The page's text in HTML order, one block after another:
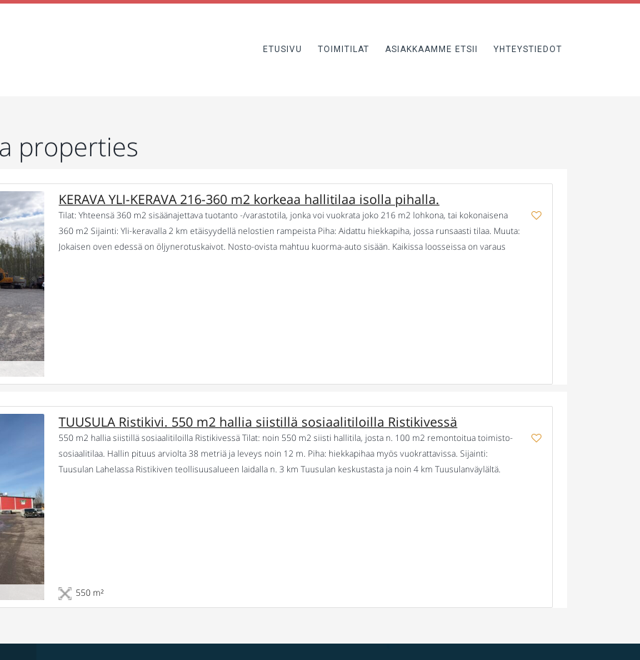
ETUSIVU TOIMITILAT ASIAKKAAMME ETSII YHTEYSTIEDOT
properties
KERAVA YLI-KERAVA 216-360 m2 korkeaa hallitilaa isolla pihalla.
Tilat: Yhteensä 360 m2 sisäänajettava tuotanto -/varastotila, jonka voi vuokrata joko 216 m2 lohkona, tai kokonaisena
360 m2 Sijainti: Yli-keravalla 2 km etäisyydellä nelostien rampeista Piha: Aidattu hiekkapiha, jossa runsaasti tilaa. Muuta:
Jokaisen oven edessä on öljynerotuskaivot. Nosto-ovista mahtuu kuorma-auto sisään. Kaikissa loosseissa on varaus
TUUSULA Ristikivi. 550 m2 hallia siistillä sosiaalitiloilla Ristikivessä
550 m2 hallia siistillä sosiaalitiloilla Ristikivessä Tilat: noin 550 m2 siisti hallitila, josta n. 100 m2 remontoitua toimisto-
sosiaalitilaa. Hallin pituus arviolta 38 metriä ja leveys noin 12 m. Piha: hiekkapihaa myös vuokrattavissa. Sijainti:
Tuusulan Lahelassa Ristikiven teollisuusalueen laidalla n. 3 km Tuusulan keskustasta ja noin 4 km Tuusulanväylältä.
550 m²